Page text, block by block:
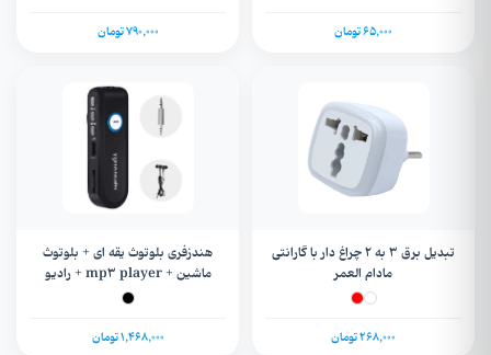
65,000 تومان 790,000 تومان
تبدیل برق 3 به 2 چراغ دار با گارانتی
مادام العمر
268,000 تومان
هندزفری بلوتوث یقه ای + بلوتوث
ماشین + mp۳ player + رادیو
Yixianglin مدل WZ-12
1,468,000 تومان